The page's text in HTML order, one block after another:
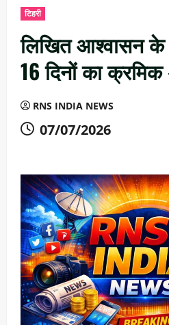
टिहरी
लिखित आश्वासन
16 दिनों का
RNS INDIA NEWS
07/07/2026